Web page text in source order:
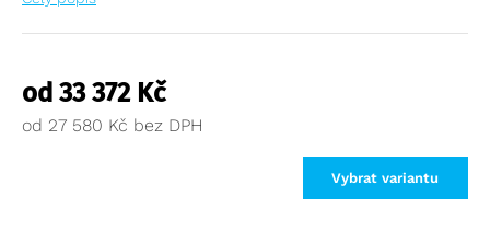
od 33 372 Kč
od 27 580 Kč
Vybrat variantu